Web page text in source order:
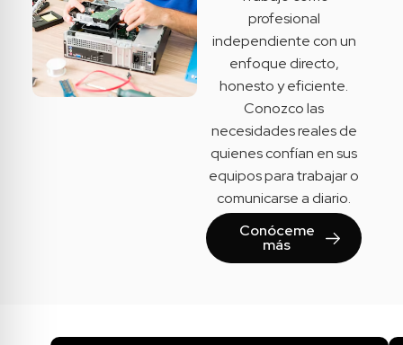
profesional
independiente con un
enfoque directo,
honesto y eficiente.
Conozco las
necesidades reales de
quienes confían en sus
equipos para trabajar o
comunicarse a diario.
Conóceme
más